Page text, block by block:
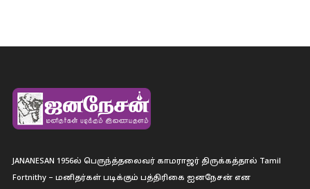
JANANESAN 1956ல் பெருந்த்தலைவர் காமராஜர் திருக்கத்தால் Tamil
Fortnithy – மனிதர்கள் படிக்கும் பத்திரிகை ஐனநேசன் என